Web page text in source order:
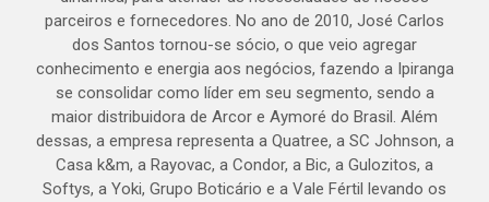
parceiros e fornecedores. No ano de 2010, José Carlos
dos Santos tornou-se sócio, o que veio agregar
conhecimento e energia aos negócios, fazendo a Ipiranga
se consolidar como líder em seu segmento, sendo a
maior distribuidora de Arcor e Aymoré do Brasil. Além
dessas, a empresa representa a Quatree, a SC Johnson, a
Casa k&m, a Rayovac, a Condor, a Bic, a Gulozitos, a
Softys, a Yoki, Grupo Boticário e a Vale Fértil levando os